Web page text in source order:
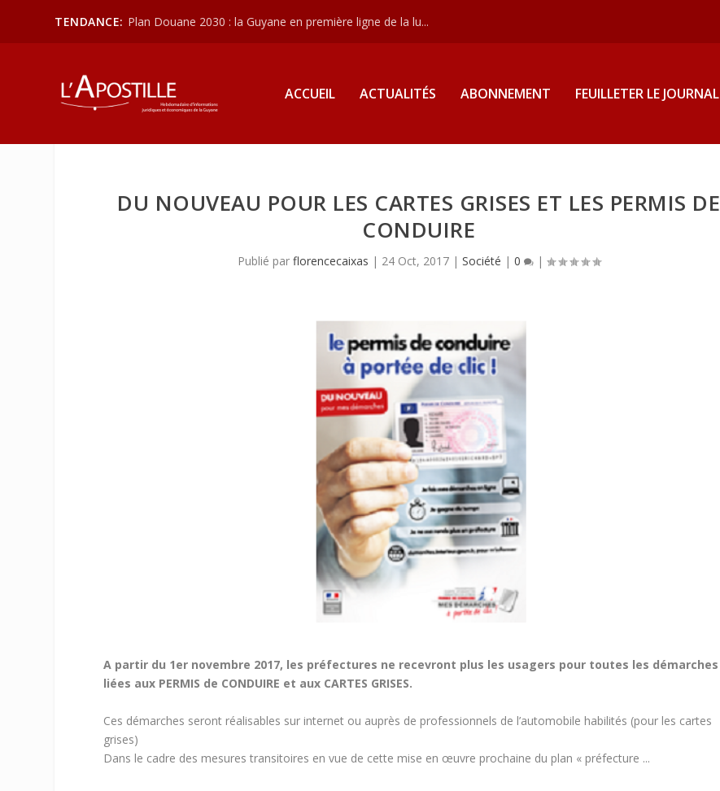
TENDANCE: Plan Douane 2030 : la Guyane en première ligne de la lu...
ACCUEIL ACTUALITÉS ABONNEMENT FEUILLETER LE JOURNAL
DU NOUVEAU POUR LES CARTES GRISES ET LES PERMIS DE
CONDUIRE
Publié par florencecaixas | 24 Oct, 2017| Société | 0 |
A partir du 1er novembre 2017, les préfectures ne recevront plus les usagers pour toutes les démarches
liées aux PERMIS de CONDUIRE et aux CARTES GRISES.
Ces démarches seront réalisables sur internet ou auprès de professionnels de l’automobile habilités (pour les cartes
grises)
Dans le cadre des mesures transitoires en vue de cette mise en œuvre prochaine du plan « préfecture ...